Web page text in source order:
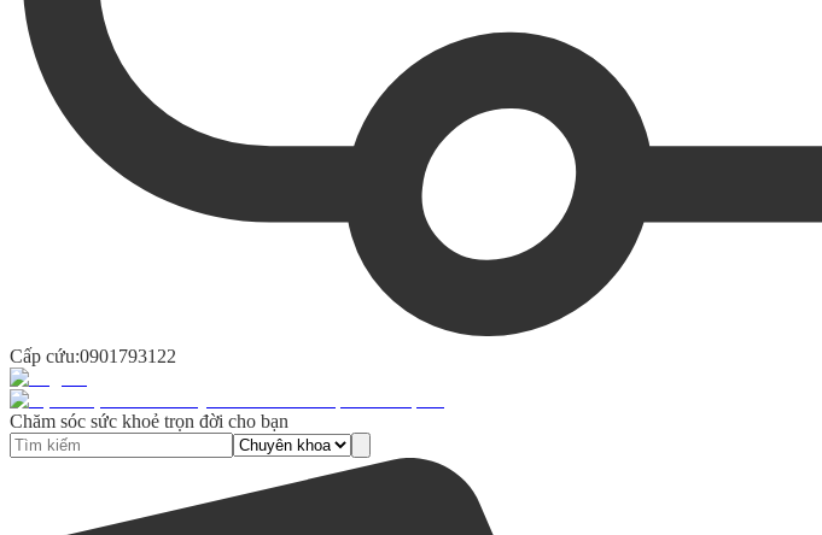
Cấp cứu:0901793122
Chăm sóc sức khoẻ trọn đời cho bạn